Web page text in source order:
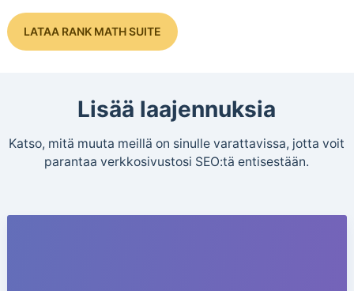
LATAA RANK MATH SUITE
Lisää laajennuksia
Katso, mitä muuta meillä on sinulle varattavissa, jotta voit
parantaa verkkosivustosi SEO:tä entisestään.